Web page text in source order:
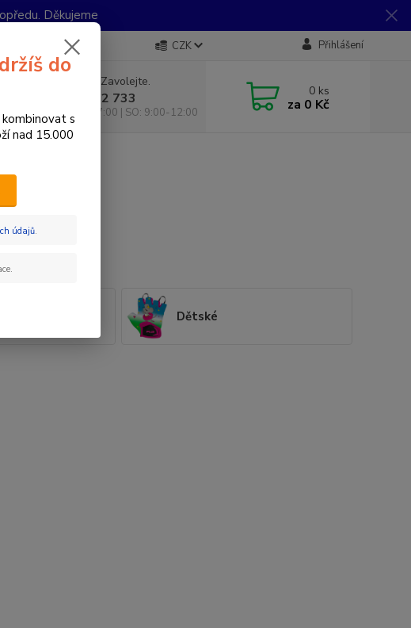
Děkujeme
CZK Přihlášení
Nevíte si rady? Zavolejte.
+420 733 792 733
PO-PÁ 10:00-17:00 | SO: 9:00-12:00
0 ks
za 0 Kč
Dětské
do
kombinovat s
nad 15.000
údajů.